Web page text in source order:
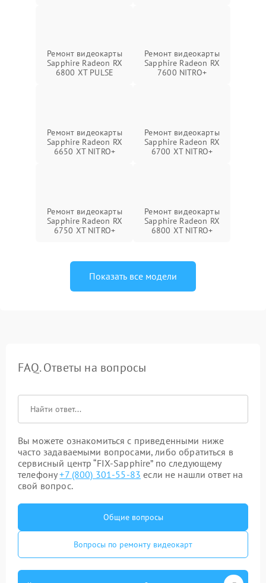
Ремонт видеокарты
Sapphire Radeon RX
6800 XT PULSE
Ремонт видеокарты
Sapphire Radeon RX
7600 NITRO+
Ремонт видеокарты
Sapphire Radeon RX
6650 XT NITRO+
Ремонт видеокарты
Sapphire Radeon RX
6700 XT NITRO+
Ремонт видеокарты
Sapphire Radeon RX
6750 XT NITRO+
Ремонт видеокарты
Sapphire Radeon RX
6800 XT NITRO+
Показать все модели
FAQ. Ответы на вопросы
Вы можете ознакомиться с приведенными ниже
часто задаваемыми вопросами, либо обратиться в
сервисный центр “FIX-Sapphire” по следующему
телефону+7 (800) 301-55-83 если не нашли ответ на
свой вопрос.
Общие вопросы
Вопросы по ремонту видеокарт